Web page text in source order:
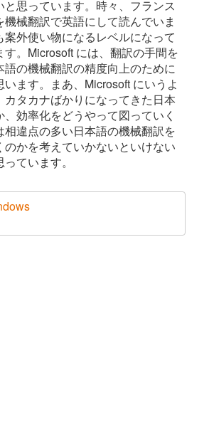
思っています。時々、フランス
械翻訳で英語にして読んでいま
外使い物になるレベルになって
す。Microsoft には、翻訳の手間を
の機械翻訳の精度向上のために
ます。まあ、Microsoft にいうよ
カタカナばかりになってきた日本
効率化をどうやって図っていく
違点の多い日本語の機械翻訳を
のかを考えていかないといけない
ています。